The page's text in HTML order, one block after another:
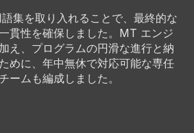
集を取り入れることで、最終的な
貫性を確保しました。MT エンジ
え、プログラムの円滑な進行と納
めに、年中無休で対応可能な専任
ームも編成しました。